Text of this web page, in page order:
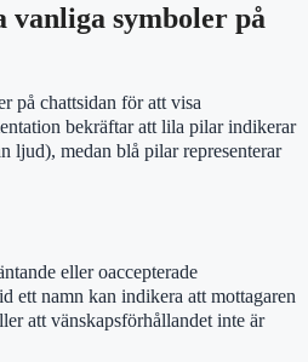
vanliga symboler på
på chattsidan för att visa
bekräftar att lila pilar indikerar
ljud), medan blå pilar representerar
eller oaccepterade
ett namn kan indikera att mottagaren
att vänskapsförhållandet inte är